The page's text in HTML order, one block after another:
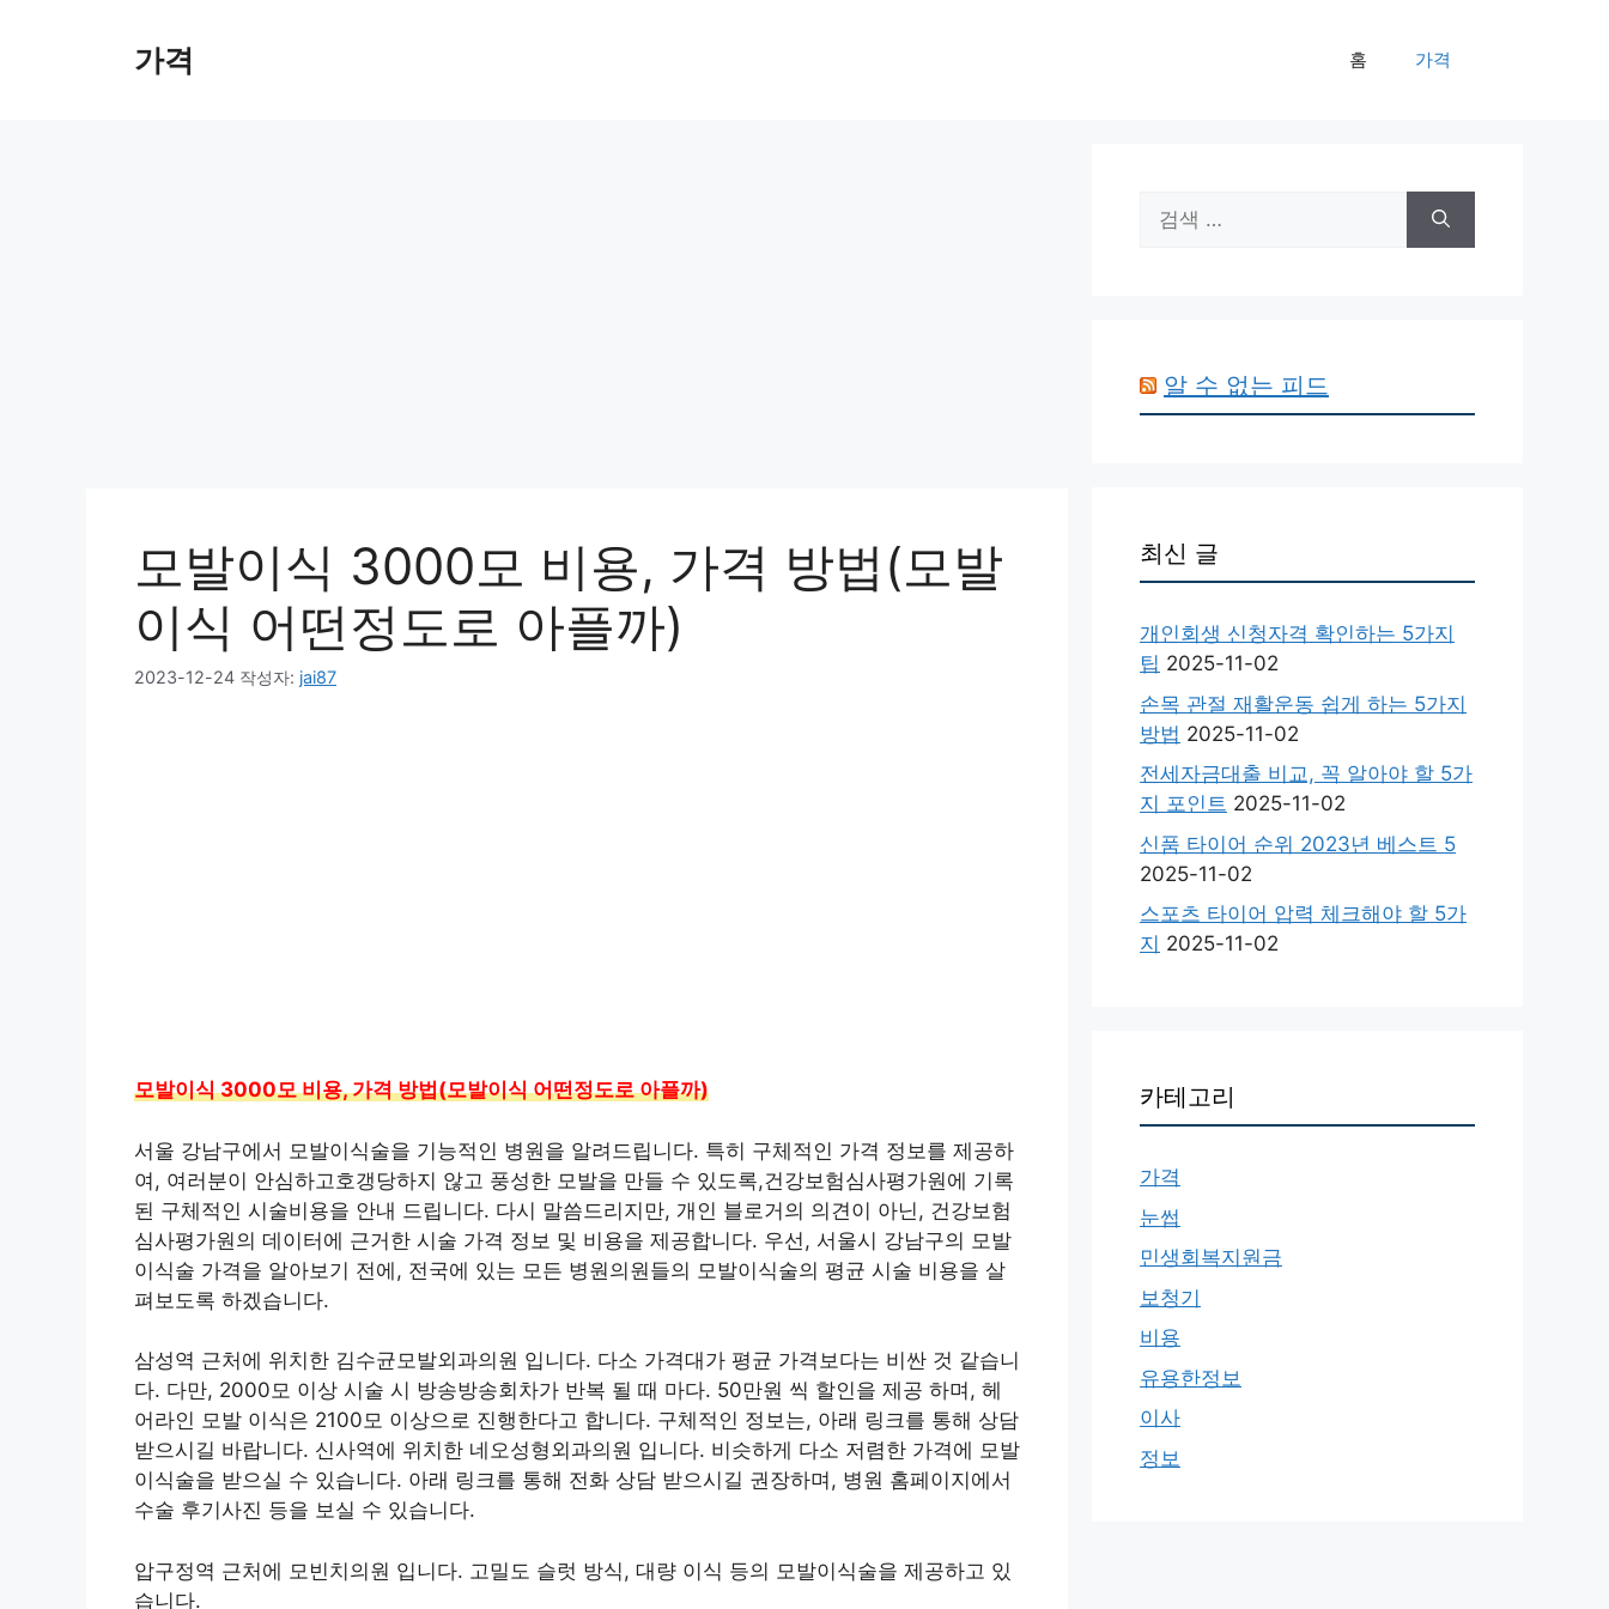
가격 홈 가격
모발이식 3000모 비용, 가격 방법(모발
이식 어떤정도로 아플까)
2023-12-24 작성자: jai87
모발이식 3000모 비용, 가격 방법(모발이식 어떤정도로 아플까)
서울 강남구에서 모발이식술을 기능적인 병원을 알려드립니다. 특히 구체적인 가격 정보를 제공하
여, 여러분이 안심하고호갱당하지 않고 풍성한 모발을 만들 수 있도록,건강보험심사평가원에 기록
된 구체적인 시술비용을 안내 드립니다. 다시 말씀드리지만, 개인 블로거의 의견이 아닌, 건강보험
심사평가원의 데이터에 근거한 시술 가격 정보 및 비용을 제공합니다. 우선, 서울시 강남구의 모발
이식술 가격을 알아보기 전에, 전국에 있는 모든 병원의원들의 모발이식술의 평균 시술 비용을 살
펴보도록 하겠습니다.
삼성역 근처에 위치한 김수균모발외과의원 입니다. 다소 가격대가 평균 가격보다는 비싼 것 같습니
다. 다만, 2000모 이상 시술 시 방송방송회차가 반복 될 때 마다. 50만원 씩 할인을 제공 하며, 헤
어라인 모발 이식은 2100모 이상으로 진행한다고 합니다. 구체적인 정보는, 아래 링크를 통해 상담
받으시길 바랍니다. 신사역에 위치한 네오성형외과의원 입니다. 비슷하게 다소 저렴한 가격에 모발
이식술을 받으실 수 있습니다. 아래 링크를 통해 전화 상담 받으시길 권장하며, 병원 홈페이지에서
수술 후기사진 등을 보실 수 있습니다.
압구정역 근처에 모빈치의원 입니다. 고밀도 슬럿 방식, 대량 이식 등의 모발이식술을 제공하고 있
습니다.
색:
알 수 없는 피드
최신 글
개인회생 신청자격 확인하는 5가지
팁 2025-11-02
손목 관절 재활운동 쉽게 하는 5가지
방법 2025-11-02
전세자금대출 비교, 꼭 알아야 할 5가
지 포인트 2025-11-02
신품 타이어 순위 2023년 베스트 5
2025-11-02
스포츠 타이어 압력 체크해야 할 5가
지 2025-11-02
카테고리
가격
눈썹
민생회복지원금
보청기
비용
유용한정보
이사
정보